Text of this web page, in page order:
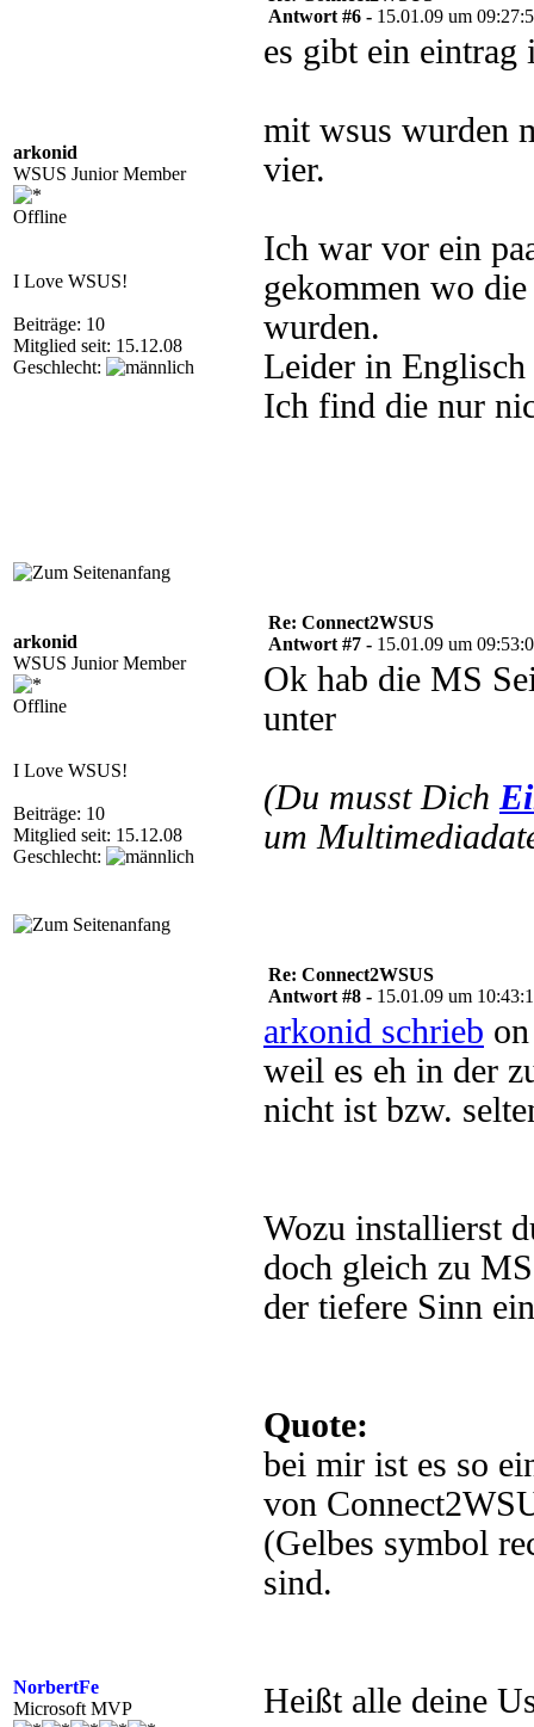
arkonid
WSUS Junior Member
Offline
I Love WSUS!
Beiträge: 10
Mitglied seit: 15.12.08
Geschlecht:
Antwort #6 - 15.01.09 um
es gibt ein eintrag
mit wsus wurden
vier.
Ich war vor ein
gekommen wo
wurden.
Leider in
Ich find die nur
arkonid
WSUS Junior Member
Offline
I Love WSUS!
Beiträge: 10
Mitglied seit: 15.12.08
Geschlecht:
Re: Connect2WSUS
Antwort #7 - 15.01.09 um
Ok hab die MS
unter
(Du musst Dich
um
NorbertFe
Microsoft MVP
Re: Connect2WSUS
Antwort #8 - 15.01.09 um
arkonid schrieb
weil es eh in der
nicht ist bzw.
Wozu installierst
doch gleich zu
der tiefere Sinn
Quote:
bei mir ist es so
von
(Gelbes symbol
sind.
Heißt alle deine